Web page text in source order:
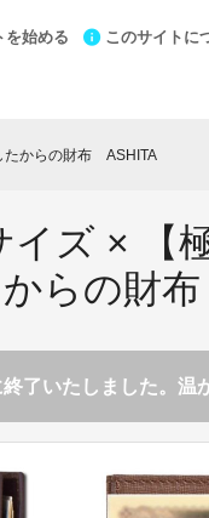
を始める このサイトに
たからの財布 ASHITA
イズ × 【
らの財
了いたしました。温